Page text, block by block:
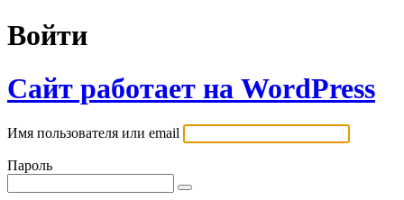
Войти
Сайт работает на WordPress
Имя пользователя или email
Пароль